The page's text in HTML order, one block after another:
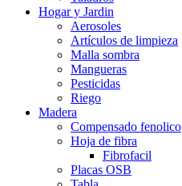
Hogar y Jardin
Aerosoles
Artículos de limpieza
Malla sombra
Mangueras
Pesticidas
Riego
Madera
Compensado fenolico
Hoja de fibra
Fibrofacil
Placas OSB